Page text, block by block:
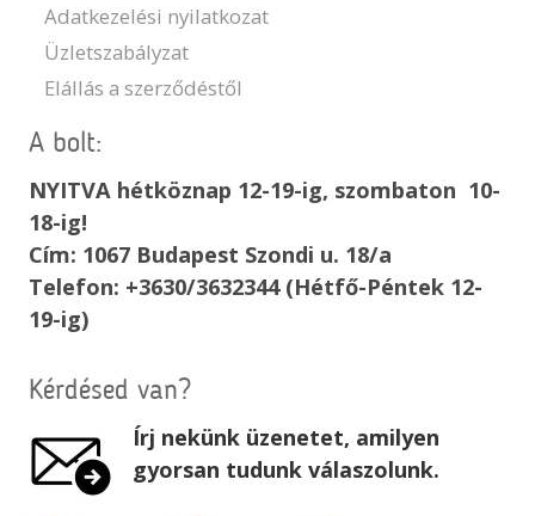
Adatkezelési nyilatkozat
Üzletszabályzat
Elállás a szerződéstől
A bolt:
NYITVA hétköznap 12-19-ig, szombaton 10-
18-ig!
Cím: 1067 Budapest Szondi u. 18/a
Telefon: +3630/3632344 (Hétfő-Péntek 12-
19-ig)
Kérdésed van?
Írj nekünk üzenetet, amilyen
gyorsan tudunk válaszolunk.